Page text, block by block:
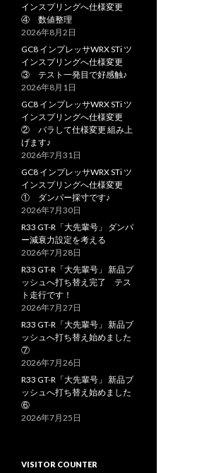
インスプリングへ仕様変更
④ 数値整理
2026年8月2日
GC8 インプレッサWRX STi ツ
インスプリングへ仕様変更
③ テスト一発目で好感触♪
2026年8月1日
GC8 インプレッサWRX STi ツ
インスプリングへ仕様変更
② バラして仕様変更 組み上
げます♪
2026年7月31日
GC8 インプレッサWRX STi ツ
インスプリングへ仕様変更
① ダンパー採寸です♪
2026年7月30日
R33 GT-R「大先輩号」 ダンパ
ー減衰力設定を考える
2026年7月28日
R33 GT-R「大先輩号」 新品ブ
ッシュへ打ち替え完了 テス
ト走行です！
2026年7月27日
R33 GT-R「大先輩号」 新品ブ
ッシュへ打ち替え始めました
⑦
2026年7月26日
R33 GT-R「大先輩号」 新品ブ
ッシュへ打ち替え始めました
⑥
2026年7月25日
VISITOR COUNTER